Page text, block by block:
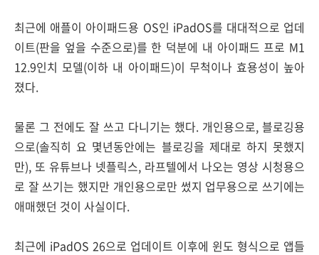
최근에 애플이 아이패드용 OS인 iPadOS를 대대적으로 업데
이트(판을 엎을 수준으로)를 한 덕분에 내 아이패드 프로 M1
12.9인치 모델(이하 내 아이패드)이 무척이나 효용성이 높아
졌다.
물론 그 전에도 잘 쓰고 다니기는 했다. 개인용으로, 블로깅용
으로(솔직히 요 몇년동안에는 블로깅을 제대로 하지 못했지
만), 또 유튜브나 넷플릭스, 라프텔에서 나오는 영상 시청용으
로 잘 쓰기는 했지만 개인용으로만 썼지 업무용으로 쓰기에는
애매했던 것이 사실이다.
최근에 iPadOS 26으로 업데이트 이후에 윈도 형식으로 앱들